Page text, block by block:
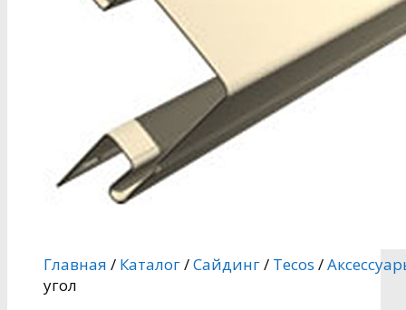
Главная / Каталог/Сайдинг/ Tecos /
угол